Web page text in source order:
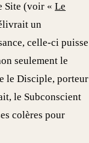
Site (voir «Le
un
celle-ci puisse
seulement le
le Disciple, porteur
le Subconscient
colères pour